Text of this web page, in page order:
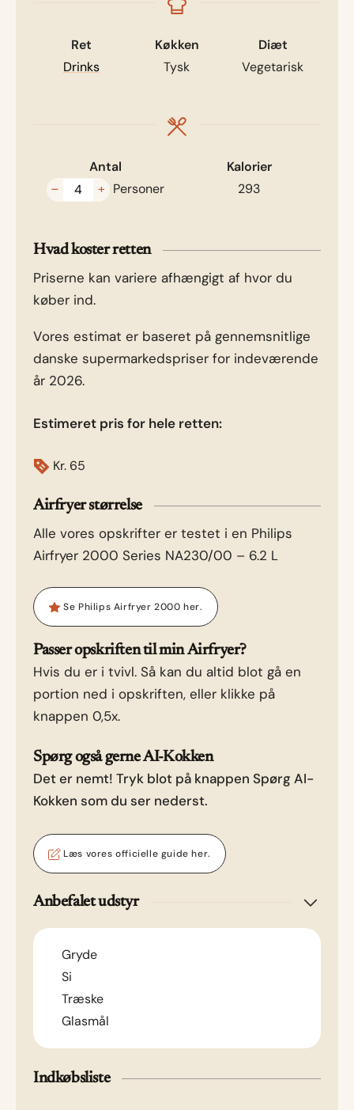
Ret
Drinks
Køkken
Tysk
Diæt
Vegetarisk
Antal
–
+ Personer
Kalorier
293
Hvad koster retten
Priserne kan variere afhængigt af hvor du
køber ind.
Vores estimat er baseret på gennemsnitlige
danske supermarkedspriser for indeværende
år 2026.
Estimeret pris for hele retten:
Kr. 65
Airfryer størrelse
Alle vores opskrifter er testet i en Philips
Airfryer 2000 Series NA230/00 – 6.2 L
Se Philips Airfryer 2000 her.
Passer opskriften til min Airfryer?
Hvis du er i tvivl. Så kan du altid blot gå en
portion ned i opskriften, eller klikke på
knappen 0,5x.
Spørg også gerne AI-Kokken
Det er nemt! Tryk blot på knappen Spørg AI-
Kokken som du ser nederst.
Læs vores officielle guide her.
Anbefalet udstyr
Gryde
Si
Træske
Glasmål
Indkøbsliste